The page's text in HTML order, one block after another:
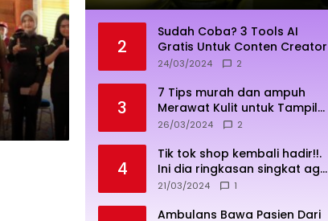
2
Sudah Coba? 3 Tools AI
Gratis Untuk Conten Creator
24/03/2024 2
3
7 Tips murah dan ampuh
Merawat Kulit untuk Tampil
Sehat dan Cerah
26/03/2024 2
4
Tik tok shop kembali hadir!!.
Ini dia ringkasan singkat agar
penjualan lebih sukses
21/03/2024 1
Ambulans Bawa Pasien Dari